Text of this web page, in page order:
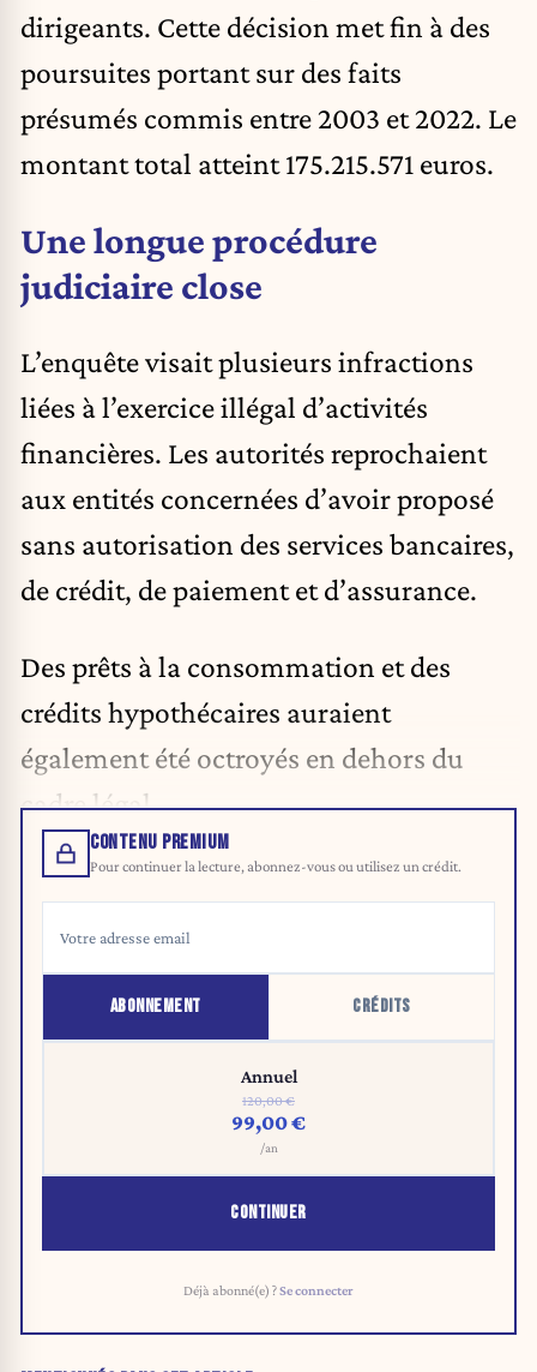
dirigeants. Cette décision met fin à des
poursuites portant sur des faits
présumés commis entre 2003 et 2022. Le
montant total atteint 175.215.571 euros.
Une longue procédure
judiciaire close
L’enquête visait plusieurs infractions
liées à l’exercice illégal d’activités
financières. Les autorités reprochaient
aux entités concernées d’avoir proposé
sans autorisation des services bancaires,
de crédit, de paiement et d’assurance.
Des prêts à la consommation et des
crédits hypothécaires auraient
également été octroyés en dehors du
cadre légal.
CONTENU PREMIUM
Pour continuer la lecture, abonnez-vous ou utilisez un crédit.
ABONNEMENT CRÉDITS
Annuel
120,00 €
99,00 €
/an
CONTINUER
Déjà abonné(e) ?Se connecter